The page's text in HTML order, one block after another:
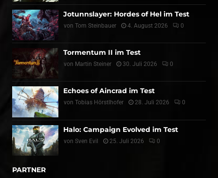
Jotunnslayer: Hordes of Hel im Test
von Tom Steinbauer 4. August 2026 0
Tormentum II im Test
von Martin Steiner 30. Juli 2026 0
Echoes of Aincrad im Test
von Tobias Hörstlhofer 28. Juli 2026 0
Halo: Campaign Evolved im Test
von Sven Evil 25. Juli 2026 0
PARTNER